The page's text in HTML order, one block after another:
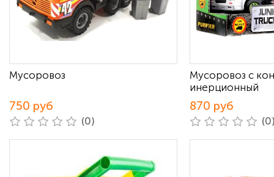
Мусоровоз
750 руб
(0)
Мусоровоз с
инерционный
870 руб